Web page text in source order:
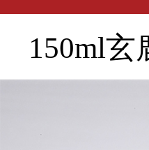
150ml玄